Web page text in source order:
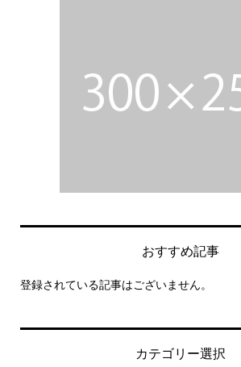
おすすめ記事
登録されている記事はございません。
カテゴリー選択